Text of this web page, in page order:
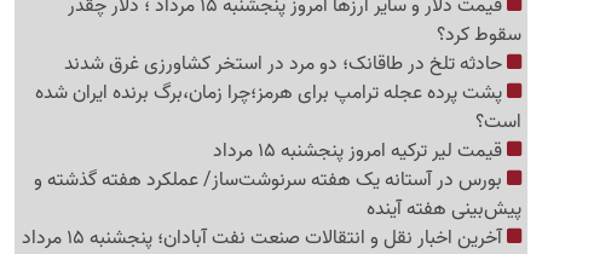
سقوط کرد؟
حادثه تلخ در طاقانک؛ دو مرد در استخر کشاورزی غرق شدند
پشت پرده عجله ترامپ برای هرمز؛چرا زمان،برگ برنده ایران شده
است؟
قیمت لیر ترکیه امروز پنجشنبه 15 مرداد
بورس در آستانه یک هفته سرنوشت‌ساز/ عملکرد هفته گذشته و
پیش‌بینی هفته آینده
آخرین اخبار نقل‌ و انتقالات صنعت نفت آبادان؛ پنجشنبه 15 مرداد